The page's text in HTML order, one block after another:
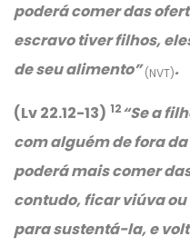
poderá comer das
escravo tiver filhos,
de seu alimento”(NVT).
(Lv 22.12-13) 12“Se a
com alguém de fora
poderá mais comer
contudo, ficar viúva
para sustentá-la, e